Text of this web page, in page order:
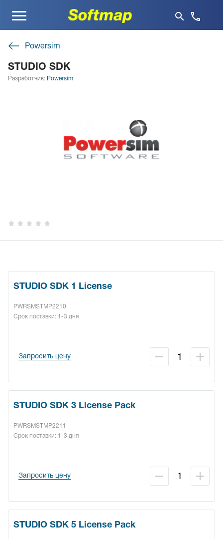
Меню
Powersim
STUDIO SDK
Разработчик: Powersim
STUDIO SDK 1 License
PWRSMSTMP2210
Срок поставки: 1-3 дня
Запросить цену
STUDIO SDK 3 License Pack
PWRSMSTMP2211
Срок поставки: 1-3 дня
Запросить цену
STUDIO SDK 5 License Pack